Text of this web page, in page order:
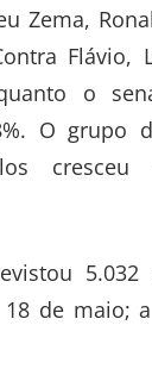
Zema,
Flávio,
o
O grupo
cresceu
5.032
de maio;